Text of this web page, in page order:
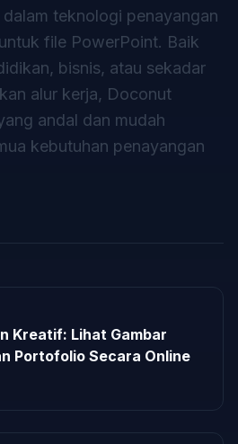
teknologi penayangan
file PowerPoint. Baik
bisnis, atau sekadar
alur kerja, Doconut
andal dan mudah
kebutuhan penayangan
Kreatif: Lihat Gambar
Portofolio Secara Online